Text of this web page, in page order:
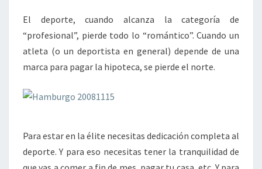
El deporte, cuando alcanza la categoría de
“profesional”, pierde todo lo “romántico”. Cuando un
atleta (o un deportista en general) depende de una
marca para pagar la hipoteca, se pierde el norte.
Para estar en la élite necesitas dedicación completa al
deporte. Y para eso necesitas tener la tranquilidad de